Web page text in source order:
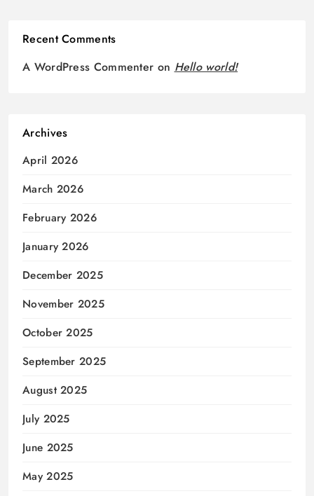
Recent Comments
A WordPress Commenter on Hello world!
Archives
April 2026
March 2026
February 2026
January 2026
December 2025
November 2025
October 2025
September 2025
August 2025
July 2025
June 2025
May 2025